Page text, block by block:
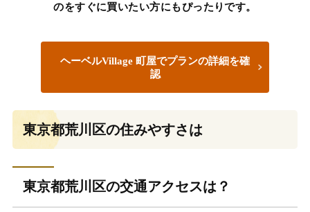
のをすぐに買いたい方にもぴったりです。
ヘーベルVillage 町屋でプランの詳細を確
認
東京都荒川区の住みやすさは
東京都荒川区の交通アクセスは？